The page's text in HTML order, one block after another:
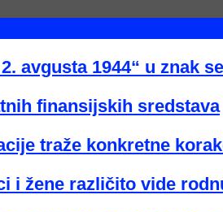
avgusta 1944“ u znak
finansijskih sredstava
traže konkretne
i žene različito vide